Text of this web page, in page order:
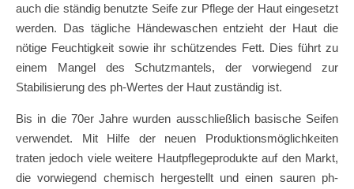
auch die ständig benutzte Seife zur Pflege der Haut eingesetzt
werden. Das tägliche Händewaschen entzieht der Haut die
nötige Feuchtigkeit sowie ihr schützendes Fett. Dies führt zu
einem Mangel des Schutzmantels, der vorwiegend zur
Stabilisierung des ph-Wertes der Haut zuständig ist.
Bis in die 70er Jahre wurden ausschließlich basische Seifen
verwendet. Mit Hilfe der neuen Produktionsmöglichkeiten
traten jedoch viele weitere Hautpflegeprodukte auf den Markt,
die vorwiegend chemisch hergestellt und einen sauren ph-